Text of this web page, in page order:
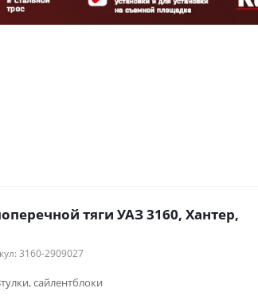
тяги УАЗ 3160, Хантер,
3160-2909027
сайлентблоки